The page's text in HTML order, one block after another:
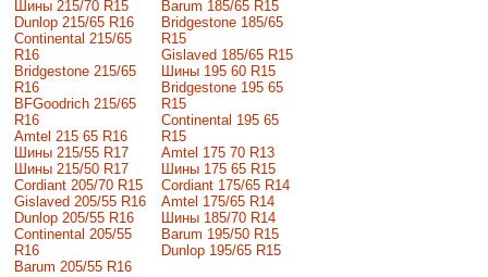
Шины 215/70 R15
Dunlop 215/65 R16
Continental 215/65
R16
Bridgestone 215/65
R16
BFGoodrich 215/65
R16
Amtel 215 65 R16
Шины 215/55 R17
Шины 215/50 R17
Сordiant 205/70 R15
Gislaved 205/55 R16
Dunlop 205/55 R16
Continental 205/55
R16
Barum 205/55 R16
Barum 185/65 R15
Bridgestone 185/65
R15
Gislaved 185/65 R15
Шины 195 60 R15
Bridgestone 195 65
R15
Continental 195 65
R15
Amtel 175 70 R13
Шины 175 65 R15
Cordiant 175/65 R14
Amtel 175/65 R14
Шины 185/70 R14
Barum 195/50 R15
Dunlop 195/65 R15